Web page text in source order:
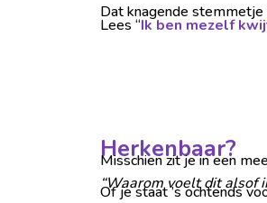
Dat knagende stemmetje
Lees “Ik ben mezelf
Herkenbaar?
Misschien zit je in een
“Waarom voelt dit alsof
Of je staat ’s ochtends